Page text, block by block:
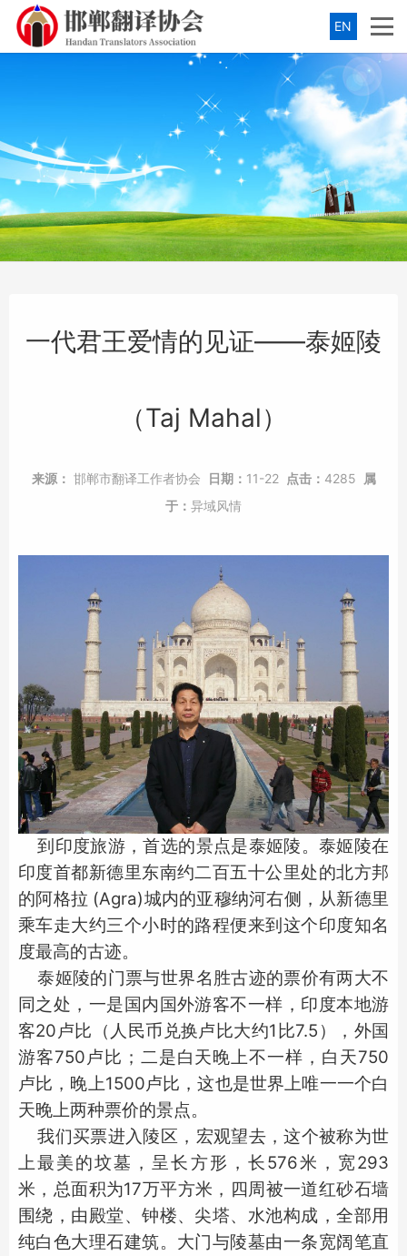
EN
一代君王爱情的见证——泰姬陵
（Taj Mahal）
来源： 邯郸市翻译工作者协会 日期： 11-22 点击： 4285
属
于： 异域风情
到印度旅游，首选的景点是泰姬陵。泰姬陵在
印度首都新德里东南约二百五十公里处的北方邦
的阿格拉 (Agra)城内的亚穆纳河右侧，从新德里
乘车走大约三个小时的路程便来到这个印度知名
度最高的古迹。
泰姬陵的门票与世界名胜古迹的票价有两大不
同之处，一是国内国外游客不一样，印度本地游
客20卢比（人民币兑换卢比大约1比7.5），外国
游客750卢比；二是白天晚上不一样，白天750
卢比，晚上1500卢比，这也是世界上唯一一个白
天晚上两种票价的景点。
我们买票进入陵区，宏观望去，这个被称为世
上最美的坟墓，呈长方形，长576米，宽293
米，总面积为17万平方米，四周被一道红砂石墙
围绕，由殿堂、钟楼、尖塔、水池构成，全部用
纯白色大理石建筑。大门与陵墓由一条宽阔笔直